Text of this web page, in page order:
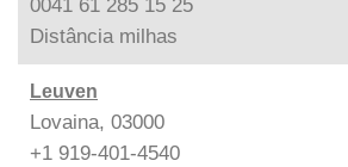
0041 61 285 15 25
Distância milhas
Leuven
Lovaina, 03000
+1 919-401-4540